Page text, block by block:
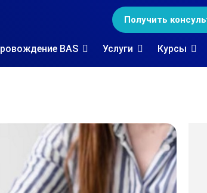
Получить
BAS Услуги Курсы